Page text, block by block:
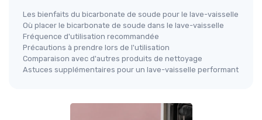
Les bienfaits du bicarbonate de soude pour le lave-vaisselle
Où placer le bicarbonate de soude dans le lave-vaisselle
Fréquence d'utilisation recommandée
Précautions à prendre lors de l'utilisation
Comparaison avec d'autres produits de nettoyage
Astuces supplémentaires pour un lave-vaisselle performant